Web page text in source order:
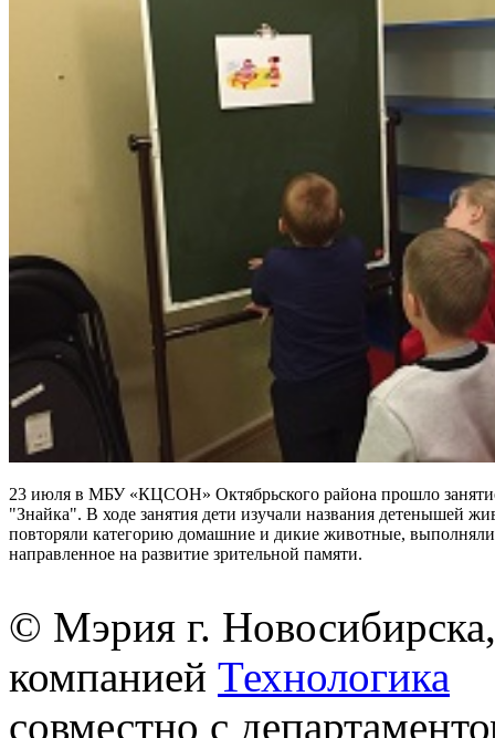
23 июля в МБУ «КЦСОН» Октябрьского района прошло
"Знайка". В ходе занятия дети изучали названия детенышей
повторяли категорию домашние и дикие животные,
направленное на развитие зрительной памяти.
© Мэрия г.
компанией Технологика
совместно с